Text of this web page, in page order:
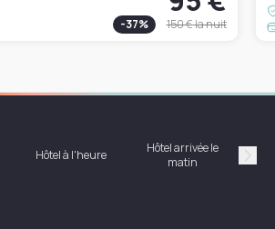
-37% 150 €la nuit
Hôtel à l'heure
Hôtel arrivée le
matin